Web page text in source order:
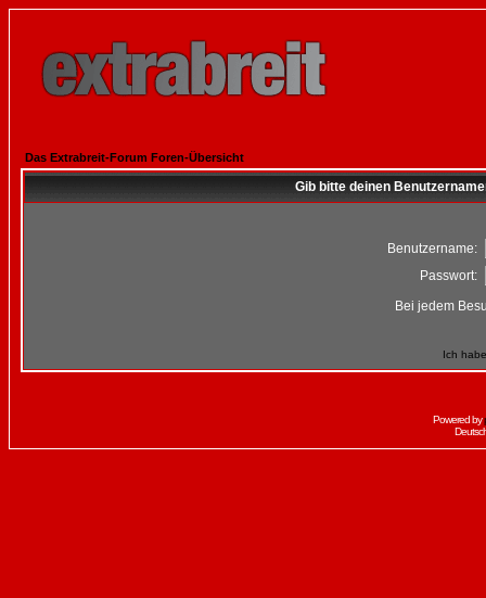
Das Extrabreit-Forum Foren-Übersicht
Gib bitte deinen
Benutzername:
Passwort:
Bei jedem
Ich
Powered by